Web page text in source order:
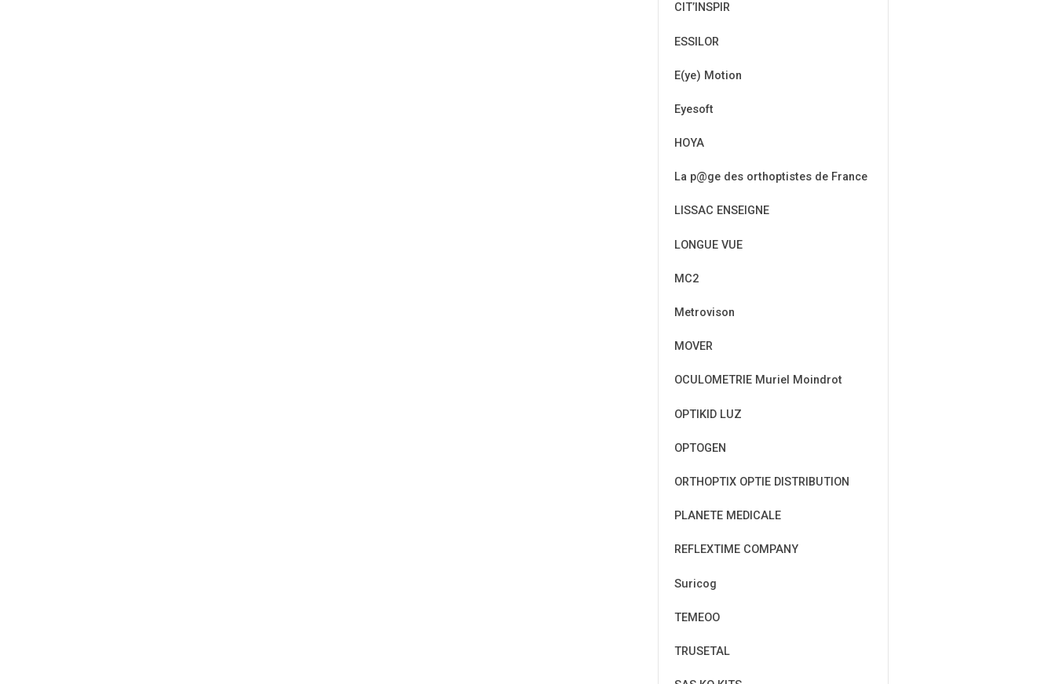
CIT’INSPIR
ESSILOR
E(ye) Motion
Eyesoft
HOYA
La p@ge des orthoptistes de France
LISSAC ENSEIGNE
LONGUE VUE
MC2
Metrovison
MOVER
OCULOMETRIE Muriel Moindrot
OPTIKID LUZ
OPTOGEN
ORTHOPTIX OPTIE DISTRIBUTION
PLANETE MEDICALE
REFLEXTIME COMPANY
Suricog
TEMEOO
TRUSETAL